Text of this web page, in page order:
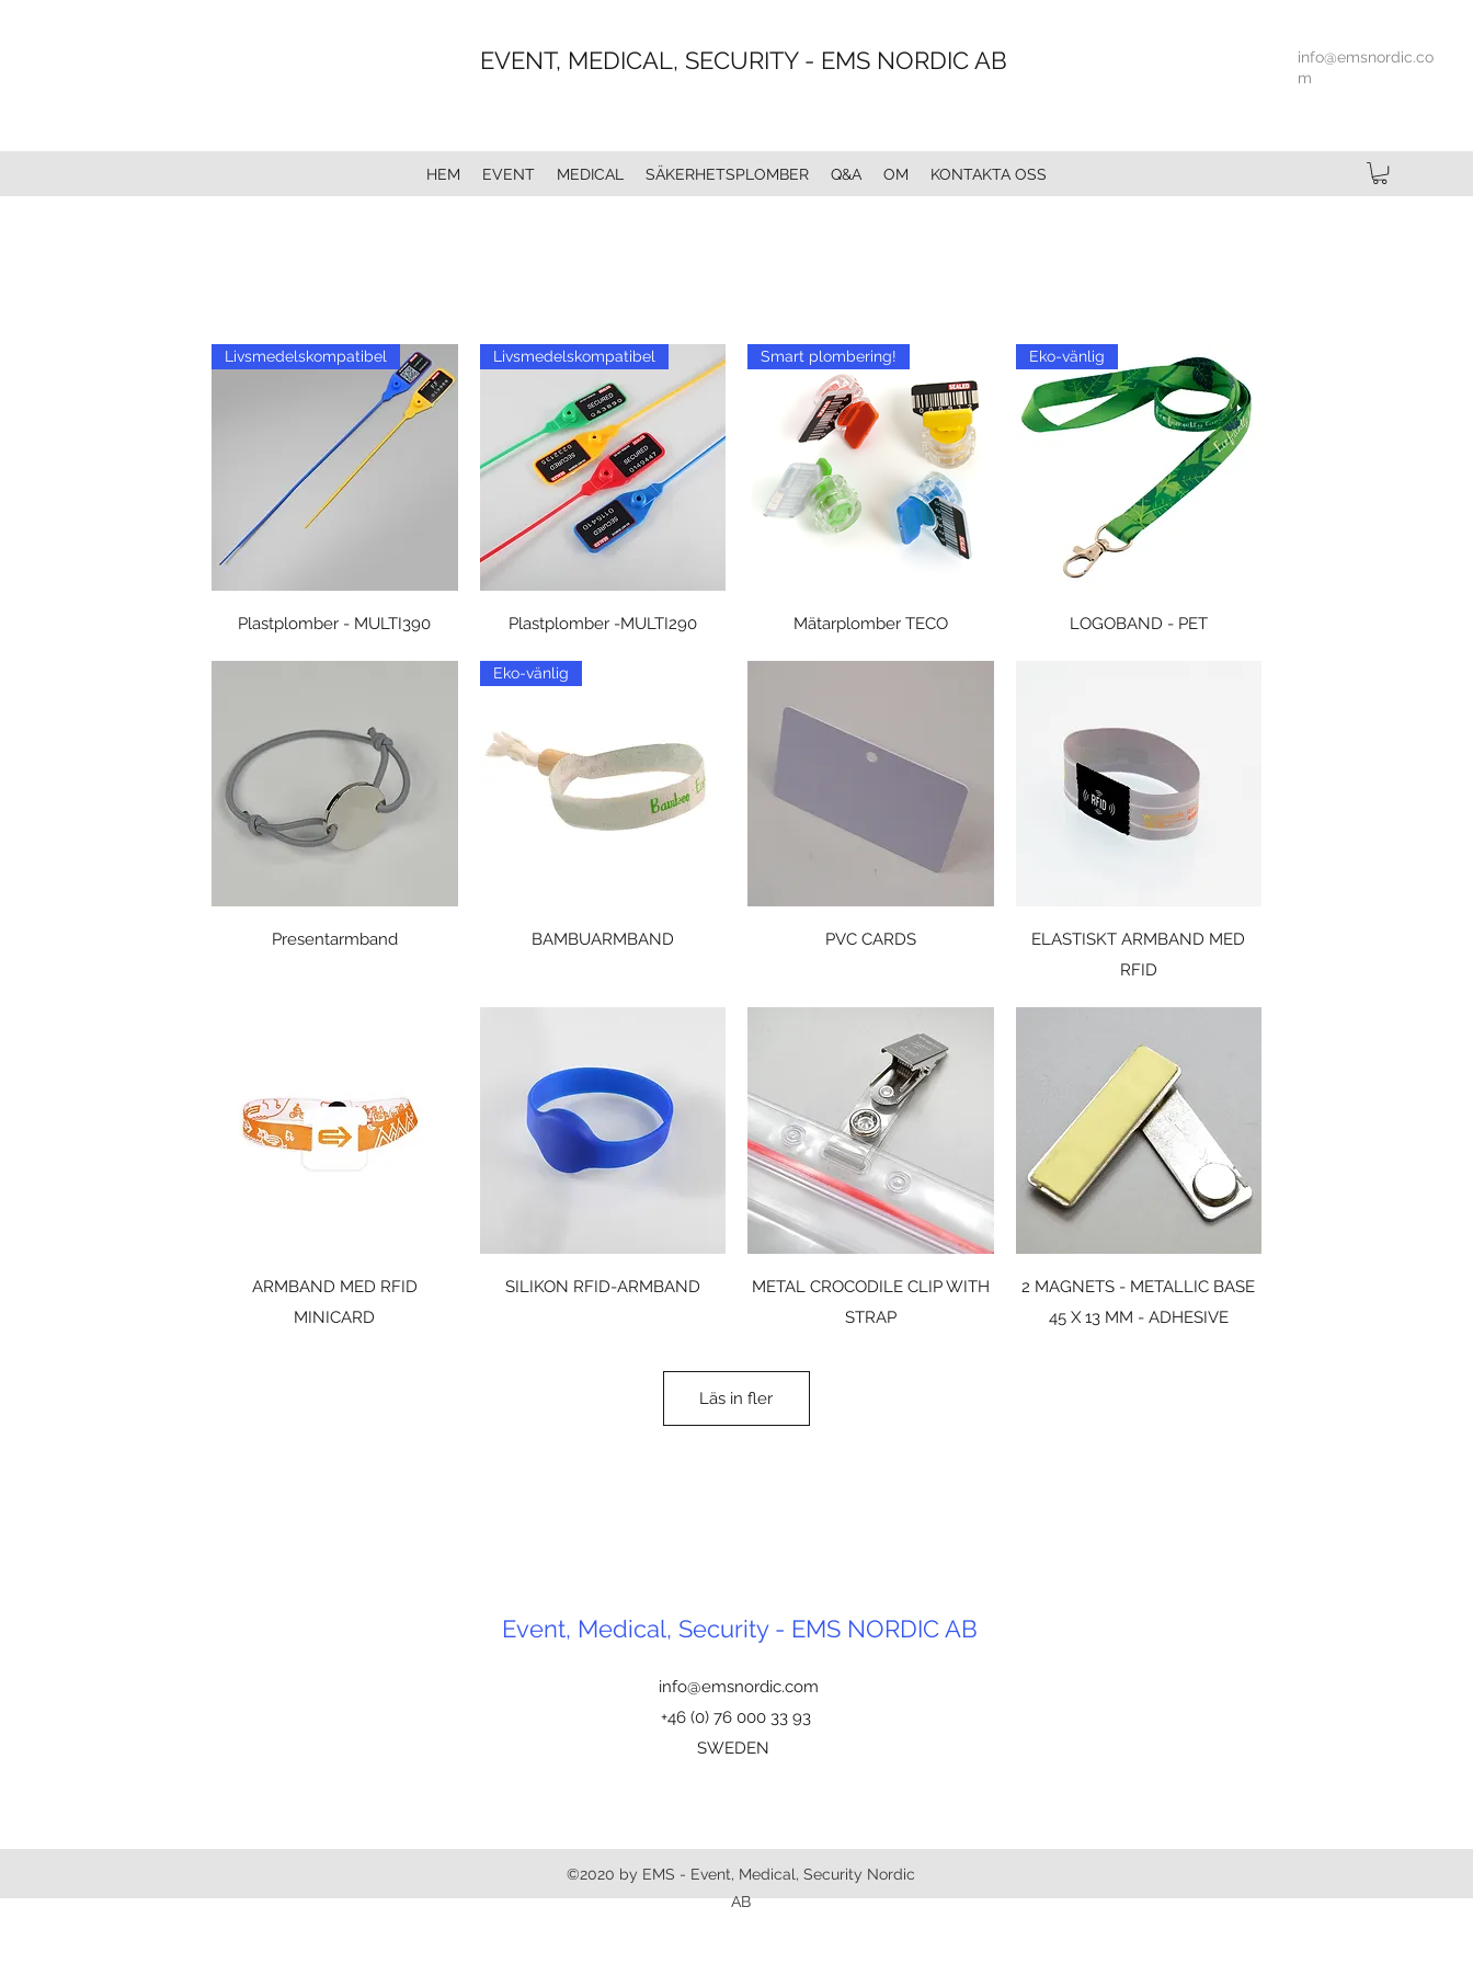
EVENT, MEDICAL, SECURITY - EMS NORDIC AB
info@emsnordic.co
m
HEM EVENT MEDICAL SÄKERHETSPLOMBER Q&A OM KONTAKTA OSS
Snabbvisning
Livsmedelskompatibel
Plastplomber - MULTI390 Snabbvisning
Livsmedelskompatibel
Plastplomber -MULTI290 Snabbvisning
Smart plombering!
Mätarplomber TECO Snabbvisning
Eko-vänlig
LOGOBAND - PET
Snabbvisning
Presentarmband Snabbvisning
Eko-vänlig
BAMBUARMBAND Snabbvisning
PVC CARDS Snabbvisning
ELASTISKT ARMBAND MED
RFID
Snabbvisning
ARMBAND MED RFID
MINICARD
Snabbvisning
SILIKON RFID-ARMBAND Snabbvisning
METAL CROCODILE CLIP WITH
STRAP
Snabbvisning
2 MAGNETS - METALLIC BASE
45 X 13 MM - ADHESIVE
Läs in fler
Event, Medical, Security - EMS NORDIC AB
info@emsnordic.com
SWEDEN
+46 (0) 76 000 33 93
©2020 by EMS - Event, Medical, Security Nordic
AB